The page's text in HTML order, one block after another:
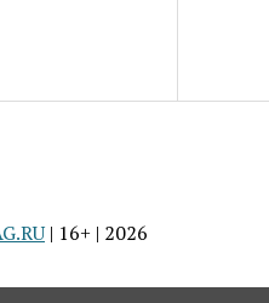
| 16+ | 2026